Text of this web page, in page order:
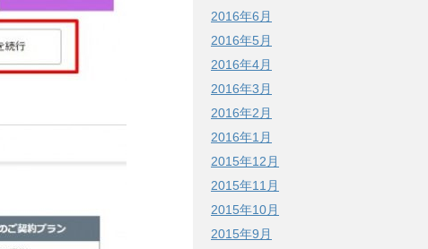
2016年6月
2016年5月
2016年4月
2016年3月
2016年2月
2016年1月
2015年12月
2015年11月
2015年10月
2015年9月